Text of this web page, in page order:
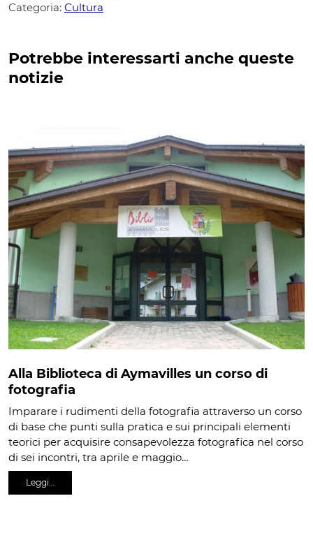
Categoria: Cultura
Potrebbe interessarti anche queste
notizie
Alla Biblioteca di Aymavilles un corso di
fotografia
Imparare i rudimenti della fotografia attraverso un corso
di base che punti sulla pratica e sui principali elementi
teorici per acquisire consapevolezza fotografica nel corso
di sei incontri, tra aprile e maggio…
Leggi…